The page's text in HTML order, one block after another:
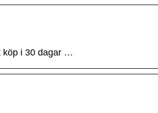
köp i 30 dagar …